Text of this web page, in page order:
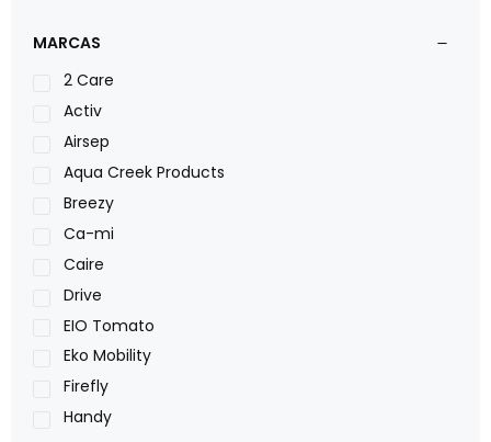
MARCAS
2 Care
Activ
Airsep
Aqua Creek Products
Breezy
Ca-mi
Caire
Drive
EIO Tomato
Eko Mobility
Firefly
Handy